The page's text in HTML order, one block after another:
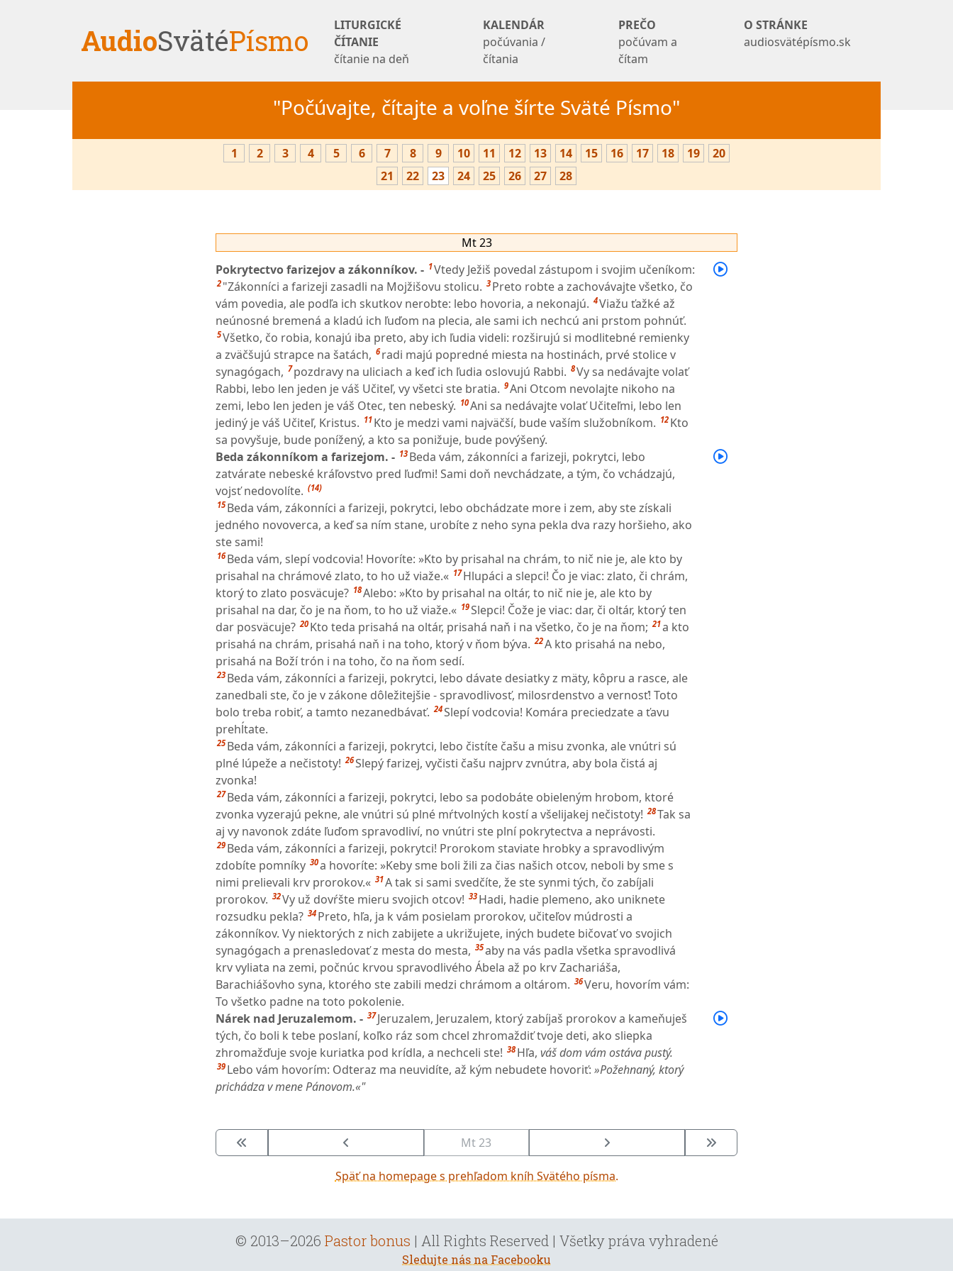
AudioSvätéPísmo
LITURGICKÉ
ČÍTANIE
čítanie na deň
KALENDÁR
počúvania /
čítania
PREČO
počúvam a
čítam
O STRÁNKE
audiosvätépísmo.sk
"Počúvajte, čítajte a voľne šírte Sväté Písmo"
1 2 3 4 5 6 7 8 9 10 11 12 13 14 15 16 17 18 19
20
21
22 23 24 25 26 27 28
Mt 23
Pokrytectvo farizejov a zákonníkov. - 1Vtedy Ježiš povedal zástupom i svojim učeníkom:
2 "Zákonníci a farizeji zasadli na Mojžišovu stolicu. 3 Preto robte a zachovávajte všetko, čo
vám povedia, ale podľa ich skutkov nerobte: lebo hovoria, a nekonajú. 4Viažu ťažké až
neúnosné bremená a kladú ich ľuďom na plecia, ale sami ich nechcú ani prstom pohnúť.
5Všetko, čo robia, konajú iba preto, aby ich ľudia videli: rozširujú si modlitebné remienky
a zväčšujú strapce na šatách, 6 radi majú popredné miesta na hostinách, prvé stolice v
synagógach, 7 pozdravy na uliciach a keď ich ľudia oslovujú Rabbi. 8Vy sa nedávajte volať
Rabbi, lebo len jeden je váš Učiteľ, vy všetci ste bratia. 9Ani Otcom nevolajte nikoho na
zemi, lebo len jeden je váš Otec, ten nebeský. 10Ani sa nedávajte volať Učiteľmi, lebo len
jediný je váš Učiteľ, Kristus. 11 Kto je medzi vami najväčší, bude vaším služobníkom. 12 Kto
sa povyšuje, bude ponížený, a kto sa ponižuje, bude povýšený.
Beda zákonníkom a farizejom. - 13 Beda vám, zákonníci a farizeji, pokrytci, lebo
zatvárate nebeské kráľovstvo pred ľuďmi! Sami doň nevchádzate, a tým, čo vchádzajú,
vojsť nedovolíte. (14)
15 Beda vám, zákonníci a farizeji, pokrytci, lebo obchádzate more i zem, aby ste získali
jedného novoverca, a keď sa ním stane, urobíte z neho syna pekla dva razy horšieho, ako
ste sami!
16 Beda vám, slepí vodcovia! Hovoríte: »Kto by prisahal na chrám, to nič nie je, ale kto by
prisahal na chrámové zlato, to ho už viaže.« 17 Hlupáci a slepci! Čo je viac: zlato, či chrám,
ktorý to zlato posväcuje? 18Alebo: »Kto by prisahal na oltár, to nič nie je, ale kto by
prisahal na dar, čo je na ňom, to ho už viaže.« 19Slepci! Čože je viac: dar, či oltár, ktorý ten
dar posväcuje? 20 Kto teda prisahá na oltár, prisahá naň i na všetko, čo je na ňom; 21a kto
prisahá na chrám, prisahá naň i na toho, ktorý v ňom býva. 22A kto prisahá na nebo,
prisahá na Boží trón i na toho, čo na ňom sedí.
23 Beda vám, zákonníci a farizeji, pokrytci, lebo dávate desiatky z mäty, kôpru a rasce, ale
zanedbali ste, čo je v zákone dôležitejšie - spravodlivosť, milosrdenstvo a vernosť! Toto
bolo treba robiť, a tamto nezanedbávať. 24Slepí vodcovia! Komára preciedzate a ťavu
prehĺtate.
25 Beda vám, zákonníci a farizeji, pokrytci, lebo čistíte čašu a misu zvonka, ale vnútri sú
plné lúpeže a nečistoty! 26Slepý farizej, vyčisti čašu najprv zvnútra, aby bola čistá aj
zvonka!
27 Beda vám, zákonníci a farizeji, pokrytci, lebo sa podobáte obieleným hrobom, ktoré
zvonka vyzerajú pekne, ale vnútri sú plné mŕtvolných kostí a všelijakej nečistoty! 28Tak sa
aj vy navonok zdáte ľuďom spravodliví, no vnútri ste plní pokrytectva a neprávosti.
29 Beda vám, zákonníci a farizeji, pokrytci! Prorokom staviate hrobky a spravodlivým
zdobíte pomníky 30a hovoríte: »Keby sme boli žili za čias našich otcov, neboli by sme s
nimi prelievali krv prorokov.« 31A tak si sami svedčíte, že ste synmi tých, čo zabíjali
prorokov. 32Vy už dovŕšte mieru svojich otcov! 33 Hadi, hadie plemeno, ako uniknete
rozsudku pekla? 34 Preto, hľa, ja k vám posielam prorokov, učiteľov múdrosti a
zákonníkov. Vy niektorých z nich zabijete a ukrižujete, iných budete bičovať vo svojich
synagógach a prenasledovať z mesta do mesta, 35aby na vás padla všetka spravodlivá
krv vyliata na zemi, počnúc krvou spravodlivého Ábela až po krv Zachariáša,
Barachiášovho syna, ktorého ste zabili medzi chrámom a oltárom. 36Veru, hovorím vám:
To všetko padne na toto pokolenie.
Nárek nad Jeruzalemom. - 37 Jeruzalem, Jeruzalem, ktorý zabíjaš prorokov a kameňuješ
tých, čo boli k tebe poslaní, koľko ráz som chcel zhromaždiť tvoje deti, ako sliepka
zhromažďuje svoje kuriatka pod krídla, a nechceli ste! 38 Hľa, váš dom vám ostáva pustý.
39 Lebo vám hovorím: Odteraz ma neuvidíte, až kým nebudete hovoriť: »Požehnaný, ktorý
prichádza v mene Pánovom.«"
Mt 23
Späť na homepage s prehľadom kníh Svätého písma.
© 2013–2026 Pastor bonus | All Rights Reserved | Všetky práva vyhradené
Sledujte nás na Facebooku